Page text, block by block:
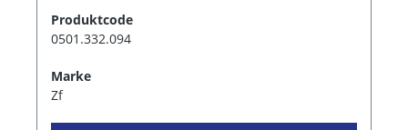
Produktcode
0501.332.094
Marke
Zf